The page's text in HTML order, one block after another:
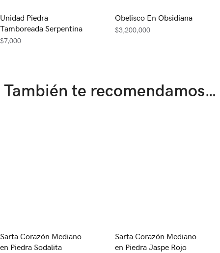
Unidad Piedra
Tamboreada Serpentina
$7,000
Obelisco En Obsidiana
$3,200,000
También te recomendamos…
Sarta Corazón Mediano
en Piedra Sodalita
Sarta Corazón Mediano
en Piedra Jaspe Rojo